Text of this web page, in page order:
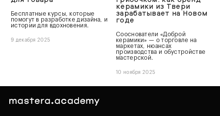
Бесплатные курсы, которые
помогут в разработке дизайна, и
истории для вдохновения.
9 декабря 2025
керамики из Твери
зарабатывает на Новом
годе
Сооснователи «Доброй
керамики» — о торговле на
маркетах, нюансах
производства и обустройстве
мастерской.
10 ноября 2025